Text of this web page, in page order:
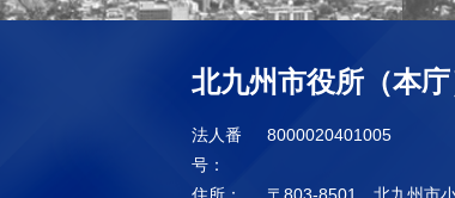
北九州市役所（本庁
法人番
号：
8000020401005
住所： 〒803-8501 北九州市